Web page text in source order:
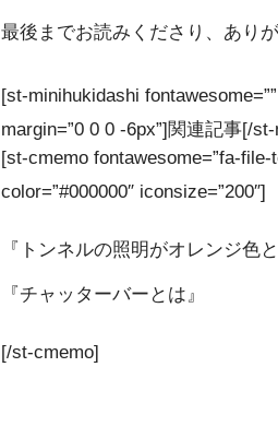
最後までお読みくださり、あり
[st-minihukidashi
margin=”0 0 0 -6px”]関連記事[/
[st-cmemo fontawesome=”fa-file-
color=”#000000″ iconsize=”200″]
『トンネルの照明がオレンジ色
『チャッターバーとは』
[/st-cmemo]